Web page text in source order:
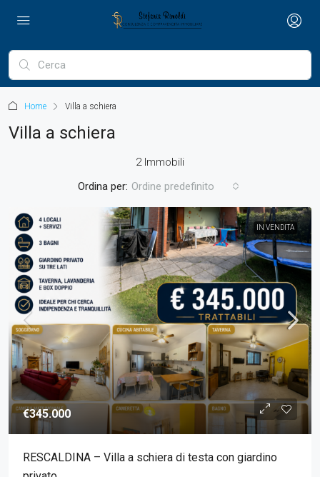
Home Villa a schiera
Villa a schiera
2 Immobili
Ordina per: Ordine predefinito
IN VENDITA
€345.000
RESCALDINA – Villa a schiera di testa con giardino